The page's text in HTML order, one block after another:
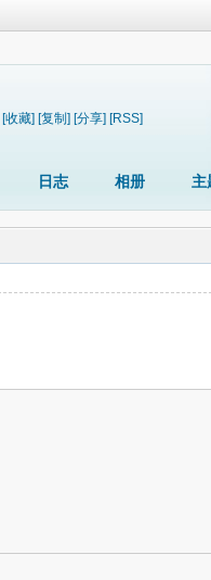
[收藏] [复制] [分享] [RSS]
日志 相册 主